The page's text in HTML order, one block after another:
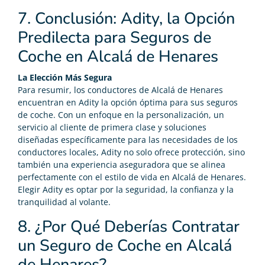
7. Conclusión: Adity, la Opción
Predilecta para Seguros de
Coche en Alcalá de Henares
La Elección Más Segura
Para resumir, los conductores de Alcalá de Henares
encuentran en Adity la opción óptima para sus seguros
de coche. Con un enfoque en la personalización, un
servicio al cliente de primera clase y soluciones
diseñadas específicamente para las necesidades de los
conductores locales, Adity no solo ofrece protección, sino
también una experiencia aseguradora que se alinea
perfectamente con el estilo de vida en Alcalá de Henares.
Elegir Adity es optar por la seguridad, la confianza y la
tranquilidad al volante.
8. ¿Por Qué Deberías Contratar
un Seguro de Coche en Alcalá